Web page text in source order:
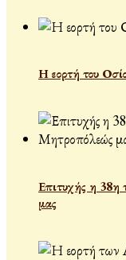
Η εορτή του
Επιτυχής η 38η
μας